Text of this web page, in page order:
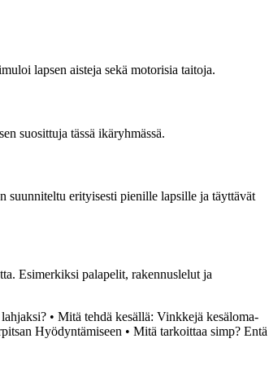
lapsen aisteja sekä motorisia taitoja.
suosittuja tässä ikäryhmässä.
suunniteltu erityisesti pienille lapsille ja täyttävät
Esimerkiksi palapelit, rakennuslelut ja
• Mitä tehdä kesällä: Vinkkejä kesäloma-
Hyödyntämiseen • Mitä tarkoittaa simp? Entä